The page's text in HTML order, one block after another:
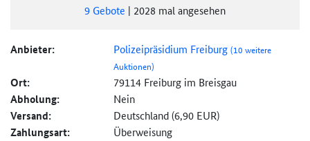
9 Gebote | 2028 mal angesehen
Anbieter: Polizeipräsidium Freiburg(10 weitere
Auktionen)
Ort: 79114 Freiburg im Breisgau
Abholung: Nein
Versand: Deutschland (6,90 EUR)
Zahlungsart: Überweisung